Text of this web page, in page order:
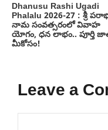
Dhanusu Rashi Ugadi
Phalalu 2026-27 : శ్రీ
నామ సంవత్సరంలో వివాహ
యోగం, ధన లాభం.. పూర్తి
మీకోసం!
Leave a
Comment